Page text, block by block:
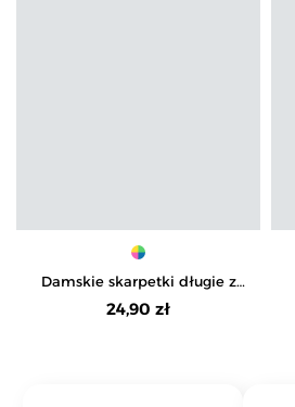
Damskie skarpetki długie z
motywem kwiatów 3-pak
24,90 zł